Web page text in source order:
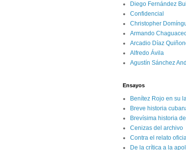
Diego Fernández
Confidencial
Christopher
Armando
Arcadio Díaz
Alfredo Ávila
Agustín Sánchez
Ensayos
Benítez Rojo en su
Breve historia
Brevísima historia
Cenizas del archivo
Contra el relato
De la crítica a la